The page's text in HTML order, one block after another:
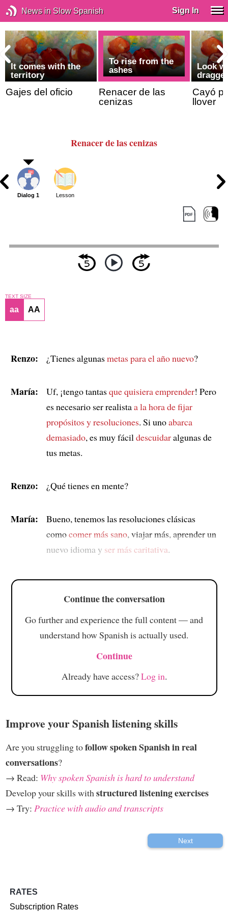
News in Slow Spanish Sign In
It comes with the
territory
Gajes del oficio
To rise from the
ashes
Renacer de las
cenizas
Look
Cayó
llover
Renacer de las cenizas
Dialog 1 Lesson
TEXT SIZE
aa AA
Renzo: ¿Tienes algunasmetas para el año nuevo?
María: Uf, ¡tengo tantasque quisiera emprender! Pero
es necesario ser realistaa la hora de fijar
propósitos y resoluciones. Si unoabarca
demasiado, es muy fácil descuidaralgunas de
tus metas.
Renzo: ¿Qué tienes en mente?
María:
Bueno, tenemos las resoluciones clásicas
comocomer más sano, viajar más, aprender un
nuevo idioma y ser más caritativa.
Continue the conversation
Go further and experience the full content — and
understand how Spanish is actually used.
Continue
Already have access?Log in.
Improve your Spanish listening skills
Are you struggling tofollow spoken Spanish in real
conversations?
→ Read: Why spoken Spanish is hard to understand
Develop your skills with structured listening exercises
→ Try: Practice with audio and transcripts
Next
RATES
Subscription Rates